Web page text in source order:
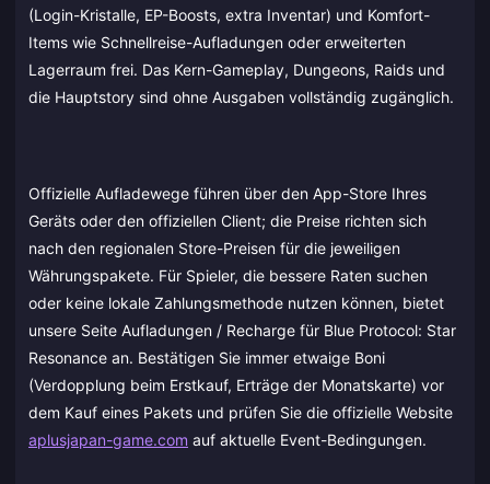
(Login-Kristalle, EP-Boosts, extra Inventar) und Komfort-
Items wie Schnellreise-Aufladungen oder erweiterten
Lagerraum frei. Das Kern-Gameplay, Dungeons, Raids und
die Hauptstory sind ohne Ausgaben vollständig zugänglich.
Offizielle Aufladewege führen über den App-Store Ihres
Geräts oder den offiziellen Client; die Preise richten sich
nach den regionalen Store-Preisen für die jeweiligen
Währungspakete. Für Spieler, die bessere Raten suchen
oder keine lokale Zahlungsmethode nutzen können, bietet
unsere Seite Aufladungen / Recharge für Blue Protocol: Star
Resonance an. Bestätigen Sie immer etwaige Boni
(Verdopplung beim Erstkauf, Erträge der Monatskarte) vor
dem Kauf eines Pakets und prüfen Sie die offizielle Website
aplusjapan-game.com auf aktuelle Event-Bedingungen.